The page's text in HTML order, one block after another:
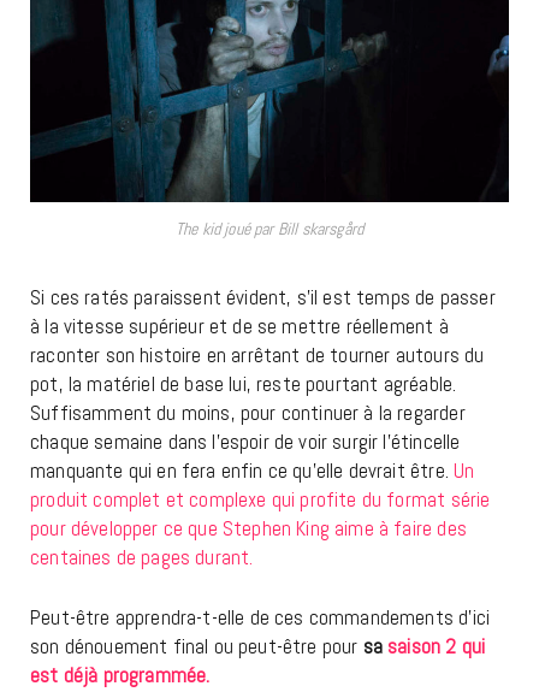
The kid joué par Bill skarsgård
Si ces ratés paraissent évident, s’il est temps de passer
à la vitesse supérieur et de se mettre réellement à
raconter son histoire en arrêtant de tourner autours du
pot, la matériel de base lui, reste pourtant agréable.
Suffisamment du moins, pour continuer à la regarder
chaque semaine dans l’espoir de voir surgir l’étincelle
manquante qui en fera enfin ce qu’elle devrait être. Un
produit complet et complexe qui profite du format série
pour développer ce que Stephen King aime à faire des
centaines de pages durant.
Peut-être apprendra-t-elle de ces commandements d’ici
son dénouement final ou peut-être pour sa saison 2 qui
est déjà programmée.